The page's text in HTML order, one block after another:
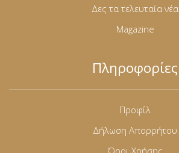
Δες τα τελευταία νέα
Magazine
Πληροφορίες
Προφίλ
Δήλωση Απορρήτου
Όροι Χρήσης